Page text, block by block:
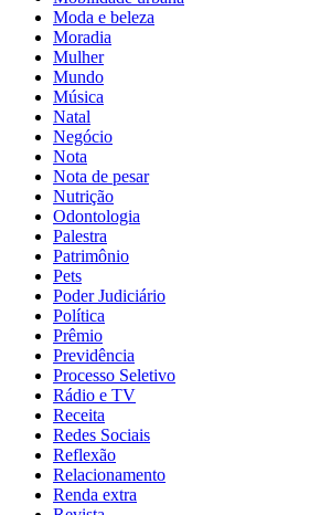
Moda e beleza
Moradia
Mulher
Mundo
Música
Natal
Negócio
Nota
Nota de pesar
Nutrição
Odontologia
Palestra
Patrimônio
Pets
Poder Judiciário
Política
Prêmio
Previdência
Processo Seletivo
Rádio e TV
Receita
Redes Sociais
Reflexão
Relacionamento
Renda extra